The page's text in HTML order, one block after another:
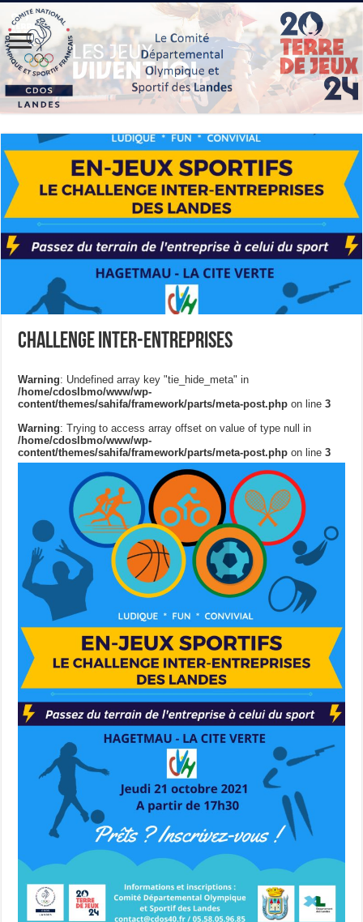
CHALLENGE INTER-ENTREPRISES
Warning: Undefined array key "tie_hide_meta" in
/home/cdoslbmo/www/wp-
content/themes/sahifa/framework/parts/meta-post.php on line3
Warning: Trying to access array offset on value of type null in
/home/cdoslbmo/www/wp-
content/themes/sahifa/framework/parts/meta-post.php on line3